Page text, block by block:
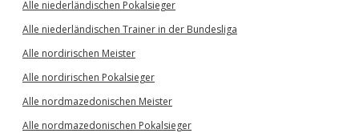
Alle niederländischen Pokalsieger
Alle niederländischen Trainer in der Bundesliga
Alle nordirischen Meister
Alle nordirischen Pokalsieger
Alle nordmazedonischen Meister
Alle nordmazedonischen Pokalsieger